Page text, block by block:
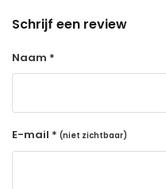
Schrijf een review
Naam *
E-mail * (niet zichtbaar)